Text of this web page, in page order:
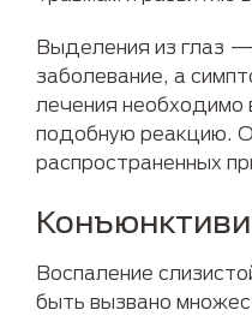
Выделения из глаз
заболевание, а
лечения необходимо
подобную реакцию.
распространенных
Воспаление
быть вызвано